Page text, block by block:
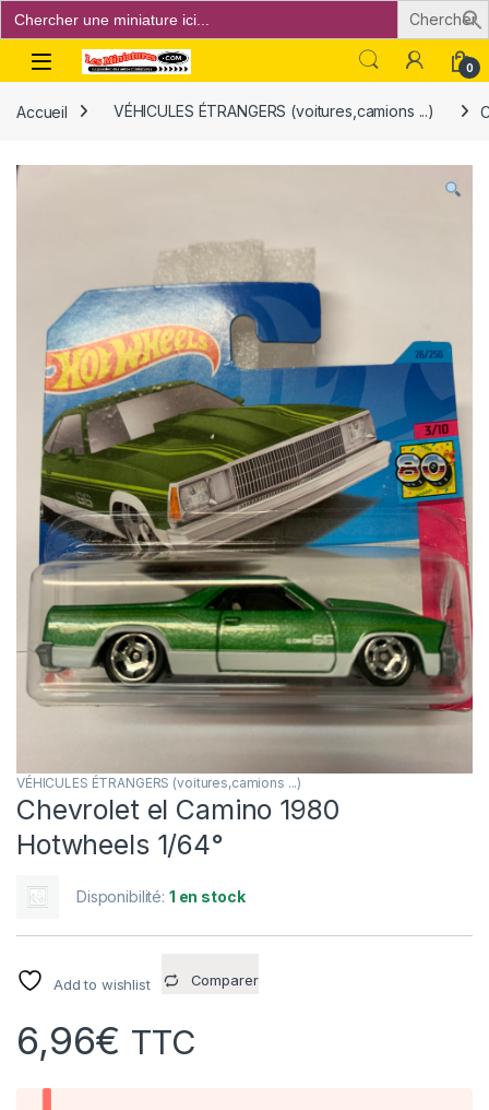
Search
for:
Open 0
Accueil VÉHICULES ÉTRANGERS (voitures,camions ...)
VÉHICULES ÉTRANGERS (voitures,camions ...)
Chevrolet el Camino 1980
Hotwheels 1/64°
Disponibilité: 1 en stock
Add to wishlist Comparer
6,96€ TTC